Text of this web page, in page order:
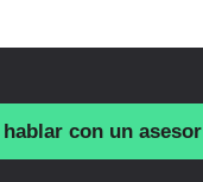
con un asesor